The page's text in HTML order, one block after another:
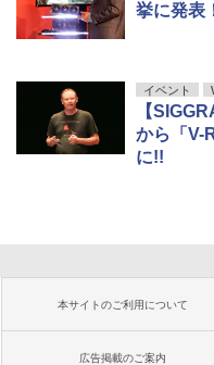
挙に発表
イベント
【
から「V-
に!!
本サイトのご利用について
広告掲載のご案内